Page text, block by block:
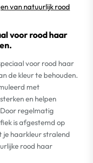
van natuurlijk rood
voor rood haar
voor rood haar
de kleur te behouden.
met
en helpen
regelmatig
is afgestemd op
je haarkleur stralend
rood haar